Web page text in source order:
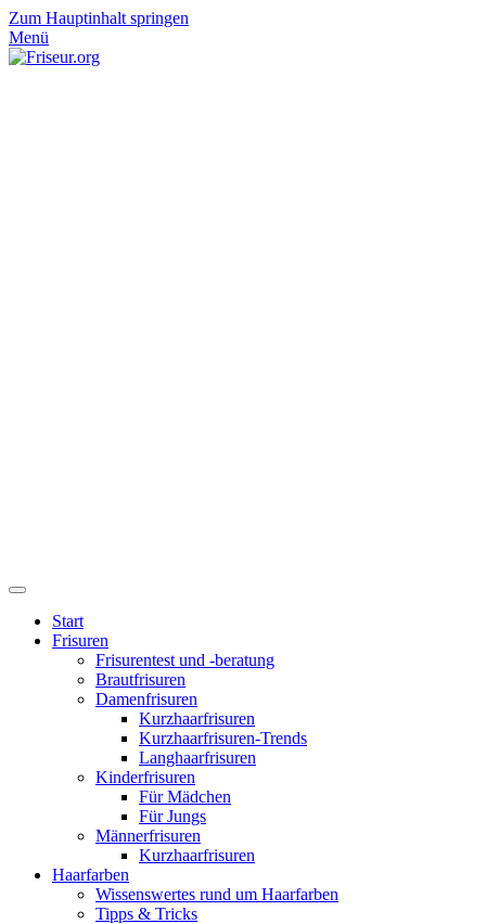
Zum Hauptinhalt springen
Menü
Start
Frisuren
Frisurentest und -beratung
Brautfrisuren
Damenfrisuren
Kurzhaarfrisuren
Kurzhaarfrisuren-Trends
Langhaarfrisuren
Kinderfrisuren
Für Mädchen
Für Jungs
Männerfrisuren
Kurzhaarfrisuren
Haarfarben
Wissenswertes rund um Haarfarben
Tipps & Tricks